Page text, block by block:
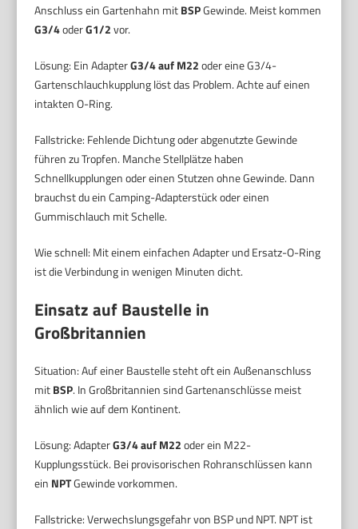
Anschluss ein Gartenhahn mitBSPGewinde. Meist kommen
G3/4oderG1/2vor.
Lösung: Ein AdapterG3/4 auf M22oder eine G3/4-
Gartenschlauchkupplung löst das Problem. Achte auf einen
intakten O-Ring.
Fallstricke: Fehlende Dichtung oder abgenutzte Gewinde
führen zu Tropfen. Manche Stellplätze haben
Schnellkupplungen oder einen Stutzen ohne Gewinde. Dann
brauchst du ein Camping-Adapterstück oder einen
Gummischlauch mit Schelle.
Wie schnell: Mit einem einfachen Adapter und Ersatz-O-Ring
ist die Verbindung in wenigen Minuten dicht.
Einsatz auf Baustelle in
Großbritannien
Situation: Auf einer Baustelle steht oft ein Außenanschluss
mitBSP. In Großbritannien sind Gartenanschlüsse meist
ähnlich wie auf dem Kontinent.
Lösung: AdapterG3/4 auf M22oder ein M22-
Kupplungsstück. Bei provisorischen Rohranschlüssen kann
ein NPTGewinde vorkommen.
Fallstricke: Verwechslungsgefahr von BSP und NPT. NPT ist